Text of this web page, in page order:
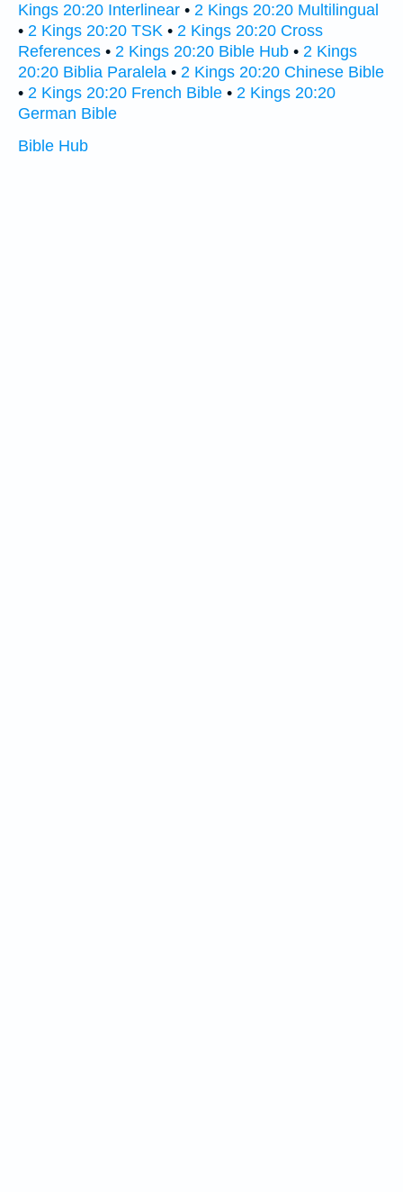
Kings 20:20 Interlinear • 2 Kings 20:20 Multilingual
• 2 Kings 20:20 TSK • 2 Kings 20:20 Cross
References • 2 Kings 20:20 Bible Hub • 2 Kings
20:20 Biblia Paralela • 2 Kings 20:20 Chinese Bible
• 2 Kings 20:20 French Bible • 2 Kings 20:20
German Bible
Bible Hub